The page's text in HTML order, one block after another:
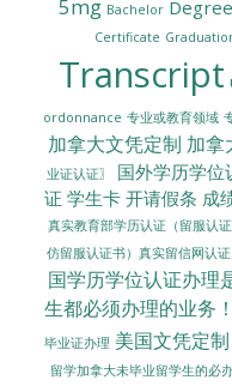
5mg Bachelor Degree
Certificate
Transcript
ordonnance 专业或教育领域
加拿大文凭定制 加拿
业证认证〗
国外学历学位
证 学生卡 开请假条 成
真实教育部学历认证（留服认
仿留服认证书）真实留信网认证
国学历学位认证办理
生都必须办理的业务！
毕业证办理 美国文凭定制
留学加拿大未毕业留学生的必办